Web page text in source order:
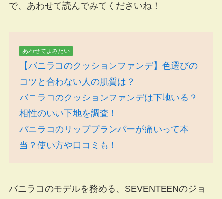
で、あわせて読んでみてくださいね！
あわせてよみたい
【バニラコのクッションファンデ】色選びの
コツと合わない人の肌質は？
バニラコのクッションファンデは下地いる？
相性のいい下地を調査！
バニラコのリッププランパーが痛いって本
当？使い方や口コミも！
バニラコのモデルを務める、 SEVENTEENのジョ